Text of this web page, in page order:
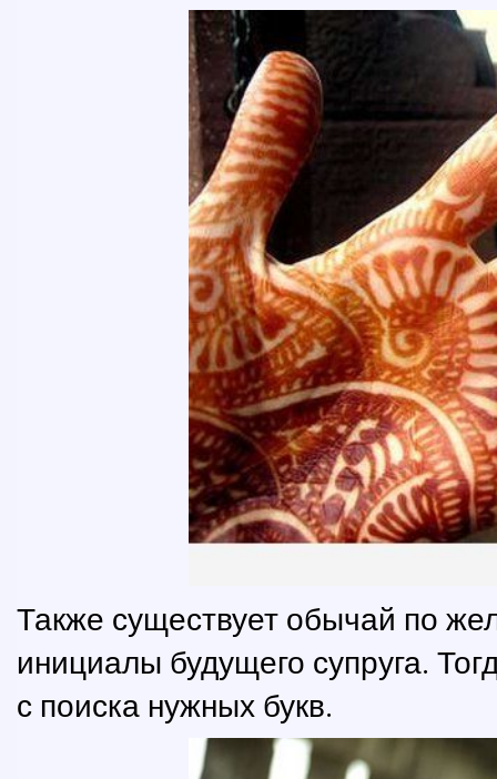
Также существует обычай по
инициалы будущего супруга.
с поиска нужных букв.